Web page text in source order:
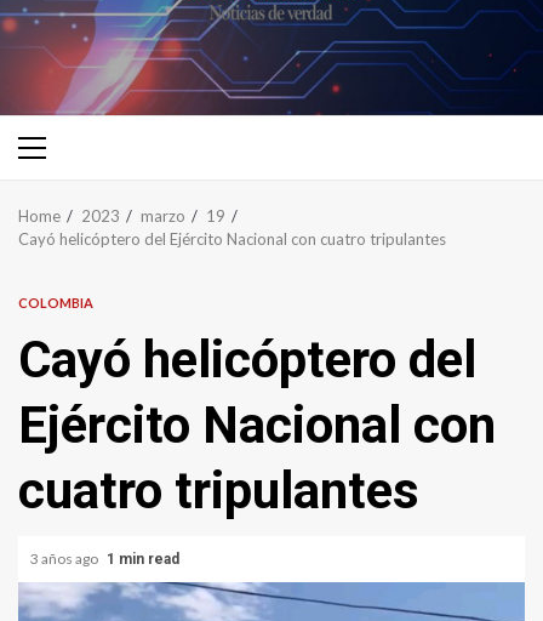
Home 2023 marzo
19
Cayó helicóptero del Ejército Nacional con cuatro tripulantes
COLOMBIA
Cayó helicóptero del
Ejército Nacional con
cuatro tripulantes
3 años ago 1 min read